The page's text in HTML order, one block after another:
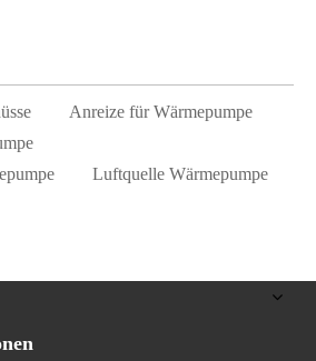
Anreize für Wärmepumpe
Luftquelle Wärmepumpe